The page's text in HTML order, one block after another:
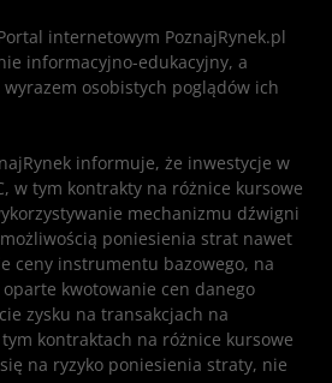
internetowym PoznajRynek.pl
informacyjno-edukacyjny, a
osobistych poglądów ich
informuje, że inwestycje w
w tym kontrakty na różnice kursowe
mechanizmu dźwigni
poniesienia strat nawet
ceny instrumentu bazowego, na
kwotowanie cen danego
zysku na transakcjach na
kontraktach na różnice kursowe
na ryzyko poniesienia straty, nie